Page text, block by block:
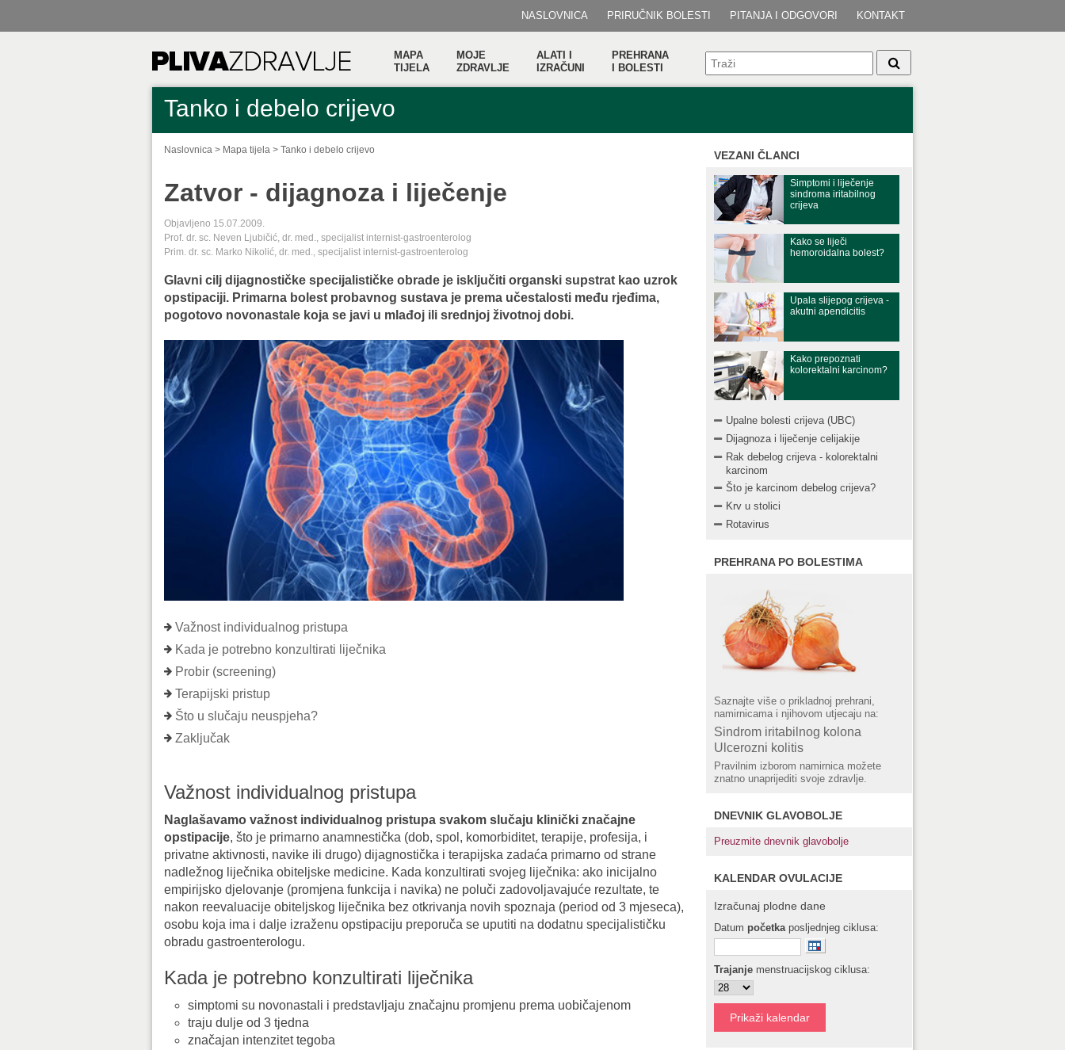
NASLOVNICA PRIRUČNIK BOLESTI PITANJA I ODGOVORI KONTAKT
MAPA
TIJELA
MOJE
ZDRAVLJE
ALATI I
IZRAČUNI
PREHRANA
I BOLESTI
Tanko i debelo crijevo
Naslovnica > Mapa tijela > Tanko i debelo crijevo
Zatvor - dijagnoza i liječenje
Objavljeno 15.07.2009.
Prof. dr. sc. Neven Ljubičić, dr. med., specijalist internist-gastroenterolog
Prim. dr. sc. Marko Nikolić, dr. med., specijalist internist-gastroenterolog
Glavni cilj dijagnostičke specijalističke obrade je isključiti organski supstrat kao uzrok
opstipaciji. Primarna bolest probavnog sustava je prema učestalosti među rjeđima,
pogotovo novonastale koja se javi u mlađoj ili srednjoj životnoj dobi.
Važnost individualnog pristupa
Kada je potrebno konzultirati liječnika
Probir (screening)
Terapijski pristup
Što u slučaju neuspjeha?
Zaključak
Važnost individualnog pristupa
Naglašavamo važnost individualnog pristupa svakom slučaju klinički značajne
opstipacije, što je primarno anamnestička (dob, spol, komorbiditet, terapije, profesija, i
privatne aktivnosti, navike ili drugo) dijagnostička i terapijska zadaća primarno od strane
nadležnog liječnika obiteljske medicine. Kada konzultirati svojeg liječnika: ako inicijalno
empirijsko djelovanje (promjena funkcija i navika) ne poluči zadovoljavajuće rezultate, te
nakon reevaluacije obiteljskog liječnika bez otkrivanja novih spoznaja (period od 3 mjeseca),
osobu koja ima i dalje izraženu opstipaciju preporuča se uputiti na dodatnu specijalističku
obradu gastroenterologu.
Kada je potrebno konzultirati liječnika
simptomi su novonastali i predstavljaju značajnu promjenu prema uobičajenom
traju dulje od 3 tjedna
značajan intenzitet tegoba
VEZANI ČLANCI
Simptomi i liječenje
sindroma iritabilnog
crijeva
Kako se liječi
hemoroidalna bolest?
Upala slijepog crijeva -
akutni apendicitis
Kako prepoznati
kolorektalni karcinom?
Upalne bolesti crijeva (UBC)
Dijagnoza i liječenje celijakije
Rak debelog crijeva - kolorektalni
karcinom
Što je karcinom debelog crijeva?
Krv u stolici
Rotavirus
PREHRANA PO BOLESTIMA
Saznajte više o prikladnoj prehrani,
namirnicama i njihovom utjecaju na:
Sindrom iritabilnog kolona
Ulcerozni kolitis
Pravilnim izborom namirnica možete
znatno unaprijediti svoje zdravlje.
DNEVNIK GLAVOBOLJE
Preuzmite dnevnik glavobolje
KALENDAR OVULACIJE
Izračunaj plodne dane
Datum početkaposljednjeg ciklusa:
Trajanje menstruacijskog ciklusa: